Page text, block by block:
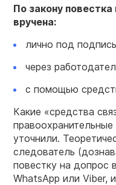
По закону
вручена:
лично под подпись
через
с помощью
Какие «средства
уточнили.
следователь
повестку на допрос
WhatsApp или Viber,